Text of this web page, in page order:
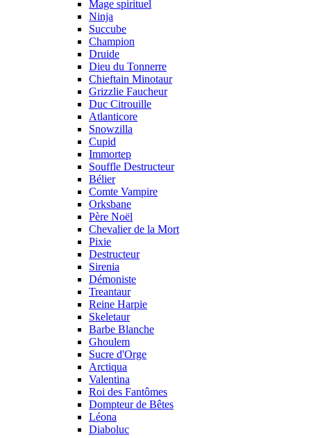
Mage spirituel
Ninja
Succube
Champion
Druide
Dieu du Tonnerre
Chieftain Minotaur
Grizzlie Faucheur
Duc Citrouille
Atlanticore
Snowzilla
Cupid
Immortep
Souffle Destructeur
Bélier
Comte Vampire
Orksbane
Père Noël
Chevalier de la Mort
Pixie
Destructeur
Sirenia
Démoniste
Treantaur
Reine Harpie
Skeletaur
Barbe Blanche
Ghoulem
Sucre d'Orge
Arctiqua
Valentina
Roi des Fantômes
Dompteur de Bêtes
Léona
Diaboluc